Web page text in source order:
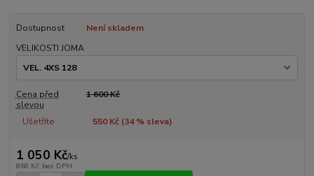
Dostupnost
Není skladem
VELIKOSTI JOMA
Cena před
slevou
1 600 Kč
Ušetříte 550 Kč (34% sleva)
1 050 Kč/ks
868 Kč bez DPH